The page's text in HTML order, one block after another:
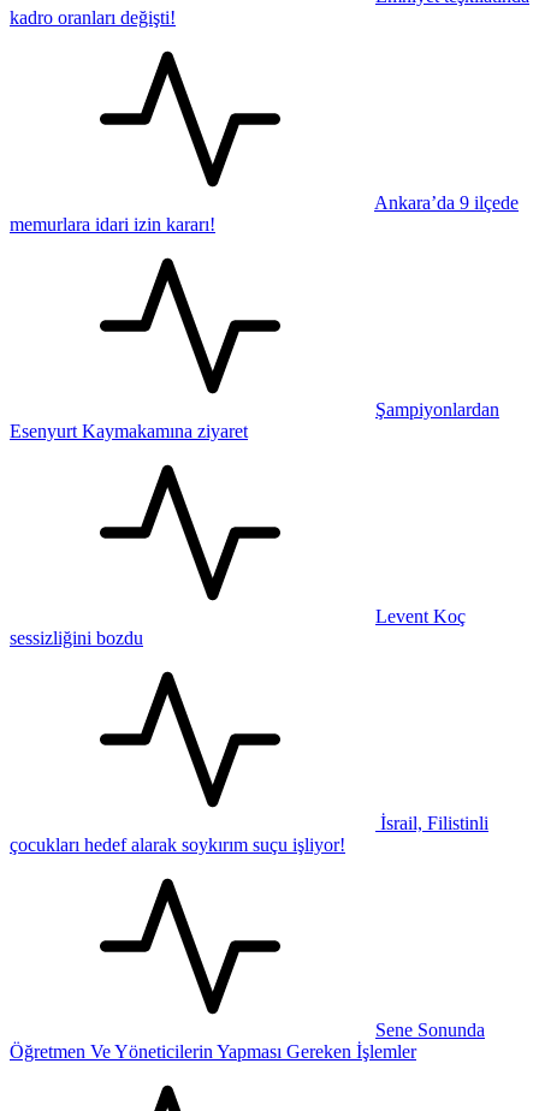
kadro oranları değişti!
Ankara’da 9 ilçede
memurlara idari izin kararı!
Şampiyonlardan
Esenyurt Kaymakamına ziyaret
Levent Koç
sessizliğini bozdu
İsrail, Filistinli
çocukları hedef alarak soykırım suçu işliyor!
Sene Sonunda
Öğretmen Ve Yöneticilerin Yapması Gereken İşlemler